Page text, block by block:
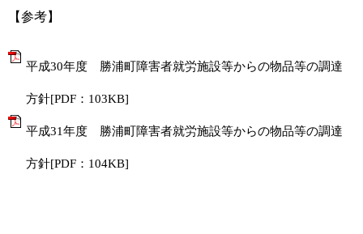
【参考】
平成30年度 勝浦町障害者就労施設等からの物品等の調達
方針[PDF：103KB]
平成31年度 勝浦町障害者就労施設等からの物品等の調達
方針[PDF：104KB]